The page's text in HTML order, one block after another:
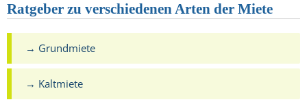
Ratgeber zu verschiedenen Arten der Miete
→ Grundmiete
→ Kaltmiete